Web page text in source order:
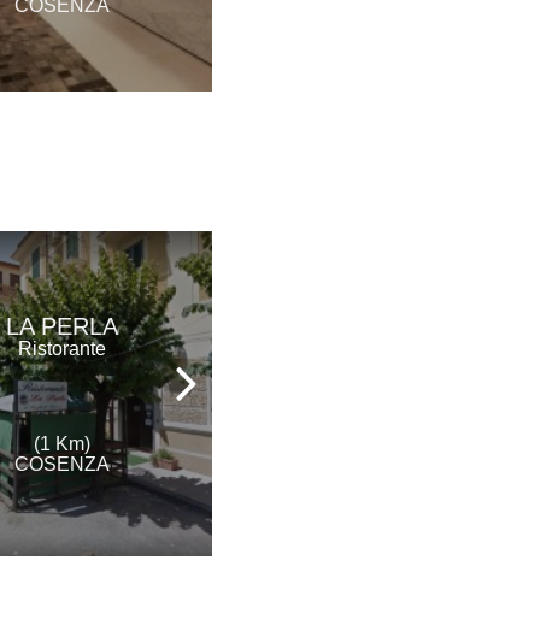
COSENZA
LA PERLA
Ristorante
(1 Km)
COSENZA